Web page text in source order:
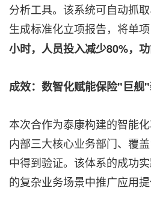
分析工具。该系统可自动抓
生成标准化立项报告，将单
小时，人员投入减少80%，
成效：数智化赋能保险"巨舰
本次合作为泰康构建的智能
内部三大核心业务部门、覆
中得到验证。该体系的成功
的复杂业务场景中推广应用提